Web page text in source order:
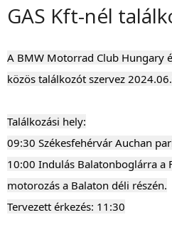
GAS Kft-nél
A BMW Motorrad Club Hungary
közös találkozót szervez
Találkozási hely:
09:30 Székesfehérvár Auchan
10:00 Indulás Balatonboglárra a
motorozás a Balaton déli részén.
Tervezett érkezés: 11:30